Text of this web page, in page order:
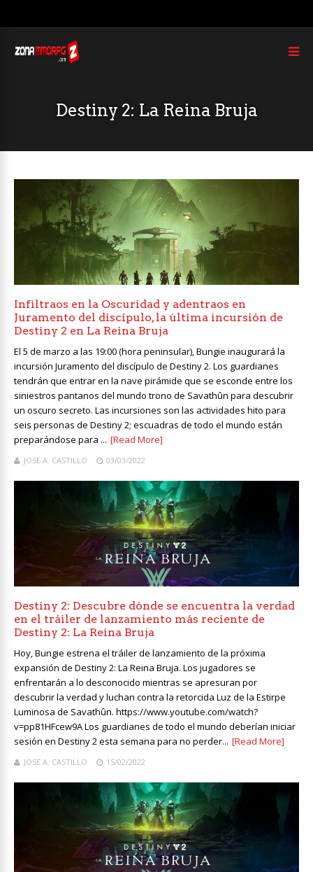
Destiny 2: La Reina Bruja
Infiltraos en la Oscuridad y adentraos en
Juramento del discípulo, la última incursión de
Destiny 2 en La Reina Bruja
El 5 de marzo a las 19:00 (hora peninsular), Bungie inaugurará la
incursión Juramento del discípulo de Destiny 2. Los guardianes
tendrán que entrar en la nave pirámide que se esconde entre los
siniestros pantanos del mundo trono de Savathûn para descubrir
un oscuro secreto. Las incursiones son las actividades hito para
seis personas de Destiny 2; escuadras de todo el mundo están
preparándose para ... [Read More]
JOSE A. CASTILLO 03/03/2022
Destiny 2: Descubre dónde se encuentra la verdad
en el tráiler de lanzamiento más reciente de
Destiny 2: La Reina Bruja
Hoy, Bungie estrena el tráiler de lanzamiento de la próxima
expansión de Destiny 2: La Reina Bruja. Los jugadores se
enfrentarán a lo desconocido mientras se apresuran por
descubrir la verdad y luchan contra la retorcida Luz de la Estirpe
Luminosa de Savathûn. https://www.youtube.com/watch?
v=pp81HFcew9A Los guardianes de todo el mundo deberían iniciar
sesión en Destiny 2 esta semana para no perder... [Read More]
JOSE A. CASTILLO 15/02/2022